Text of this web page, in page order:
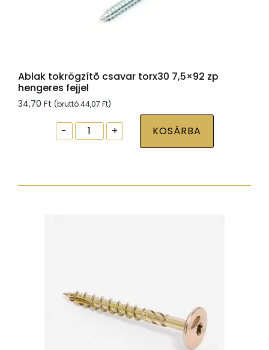
Ablak tokrögzítõ csavar torx30 7,5×92 zp
hengeres fejjel
34,70 Ft (bruttó44,07 Ft)
-
Ablak
tokrögzítõ
7,5x92
+ KOSÁRBA